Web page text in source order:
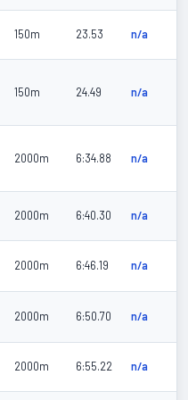
150m 23.53 n/a
150m 24.49 n/a
2000m 6:34.88 n/a
2000m 6:40.30 n/a
2000m 6:46.19 n/a
2000m 6:50.70 n/a
2000m 6:55.22 n/a